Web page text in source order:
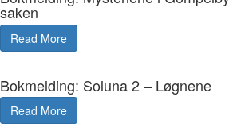
saken
Read More
Bokmelding: Soluna 2 – Løgnene
Read More